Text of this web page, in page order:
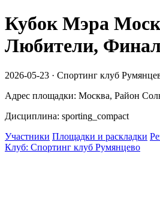
Кубок Мэра
Любители,
2026-05-23 · Спортинг клуб
Адрес площадки: Москва, Район
Дисциплина: sporting_compact
Участники Площадки и раскладки
Клуб: Спортинг клуб Румянцево